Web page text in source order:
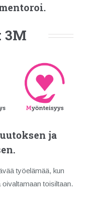
3M
ja
työelämää, kun
toisiltaan.